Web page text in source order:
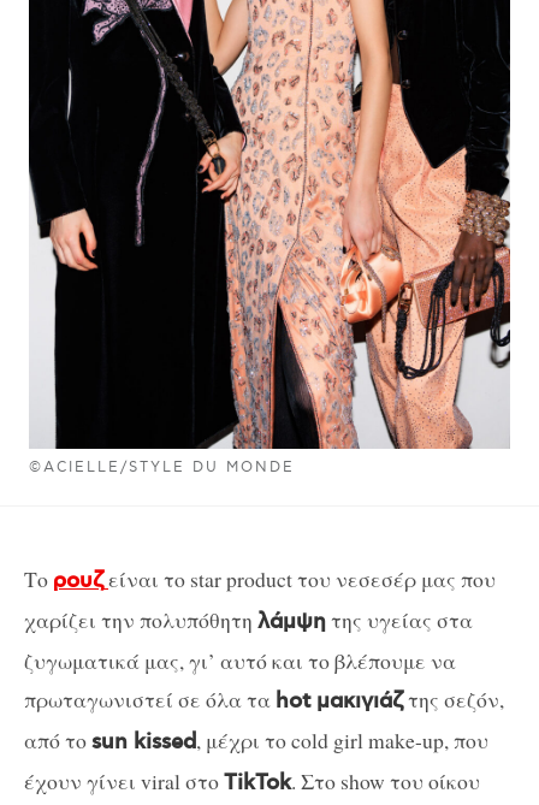
©ACIELLE/STYLE DU MONDE
Το ρουζείναι το star product του νεσεσέρ μας που
χαρίζει την πολυπόθητη λάμψητης υγείας στα
ζυγωματικά μας, γι’ αυτό και το βλέπουμε να
πρωταγωνιστεί σε όλα τα hot μακιγιάζτης σεζόν,
από τοsun kissed, μέχρι το cold girl make-up, που
έχουν γίνει viral στοTikTok. Στο show του οίκου